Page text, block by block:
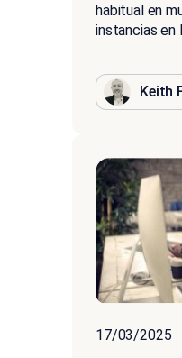
habitual en
instancias en
Keith
17/03/2025